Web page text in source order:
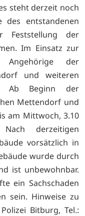
steht derzeit noch
entstandenen
Feststellung der
Im Einsatz zur
Angehörige der
und weiteren
Ab Beginn der
Mettendorf und
am Mittwoch, 3.10
Nach derzeitigen
vorsätzlich in
wurde durch
ist unbewohnbar.
ein Sachschaden
sein. Hinweise zu
Bitburg, Tel.: